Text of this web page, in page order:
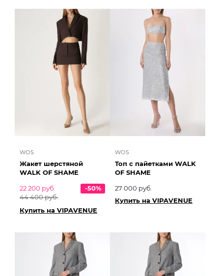
WOS
Жакет шерстяной
WALK OF SHAME
22 200 руб.
44 400 руб.
-50%
Купить на VIPAVENUE
WOS
Топ с пайетками WALK
OF SHAME
27 000 руб.
Купить на VIPAVENUE